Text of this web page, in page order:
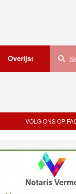
Overijssel Utrecht
VOLG ONS OP